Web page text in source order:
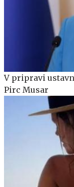
V pripravi
Pirc Musar